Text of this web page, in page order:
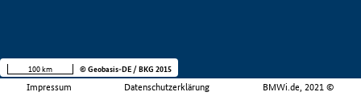
Impressum Datenschutzerklärung BMWi.de, 2021 ©
100 km © Geobasis-DE / BKG 2015